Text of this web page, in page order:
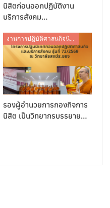
นิสิตก่อนออกปฏิบัติงาน
บริการสังคม…
รองผู้อำนวยการกองกิจการ
นิสิต เป็นวิทยากรบรรยาย…